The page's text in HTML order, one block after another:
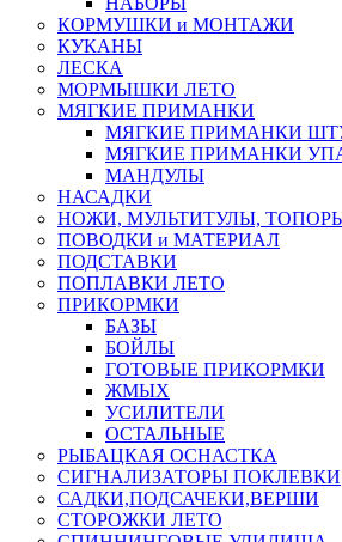
КОРМУШКИ и МОНТАЖИ
КУКАНЫ
ЛЕСКА
МОРМЫШКИ ЛЕТО
МЯГКИЕ ПРИМАНКИ
МЯГКИЕ ПРИМАНКИ
МЯГКИЕ ПРИМАНКИ
МАНДУЛЫ
НАСАДКИ
НОЖИ, МУЛЬТИТУЛЫ,
ПОВОДКИ и МАТЕРИАЛ
ПОДСТАВКИ
ПОПЛАВКИ ЛЕТО
ПРИКОРМКИ
БАЗЫ
БОЙЛЫ
ГОТОВЫЕ ПРИКОРМКИ
ЖМЫХ
УСИЛИТЕЛИ
ОСТАЛЬНЫЕ
РЫБАЦКАЯ ОСНАСТКА
СИГНАЛИЗАТОРЫ ПОКЛЕВКИ
САДКИ,ПОДСАЧЕКИ,ВЕРШИ
СТОРОЖКИ ЛЕТО